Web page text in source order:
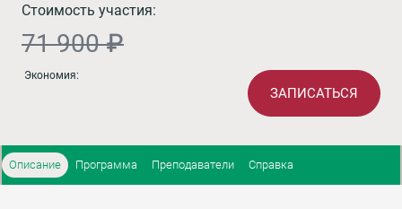
Стоимость участия:
71 900 ₽
Экономия:
ЗАПИСАТЬСЯ
Описание Программа Преподаватели Справка